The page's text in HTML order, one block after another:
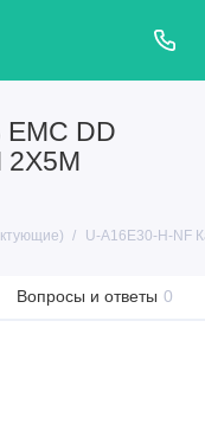
EMC DD
2X5M
U-A16E30-H-NF
Вопросы и ответы 0